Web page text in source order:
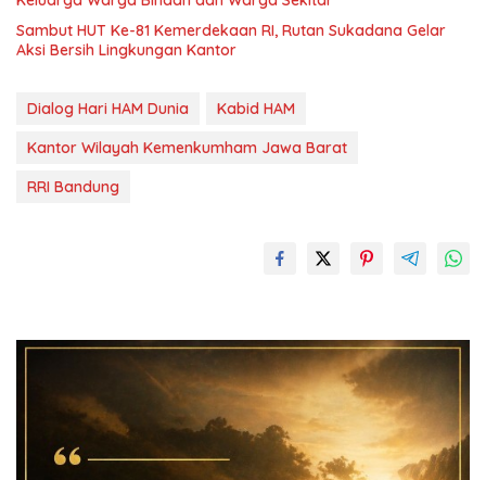
Sambut HUT Ke-81 Kemerdekaan RI, Rutan Sukadana Gelar
Aksi Bersih Lingkungan Kantor
Dialog Hari HAM Dunia
Kabid HAM
Kantor Wilayah Kemenkumham Jawa Barat
RRI Bandung